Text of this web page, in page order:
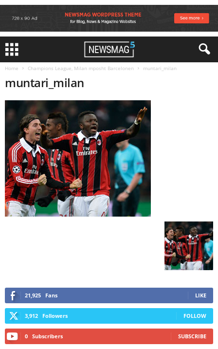
Home Champions League, Milan mposht Barcelonen muntari_milan
muntari_milan
21,925 Fans LIKE
3,912 Followers FOLLOW
0 Subscribers SUBSCRIBE